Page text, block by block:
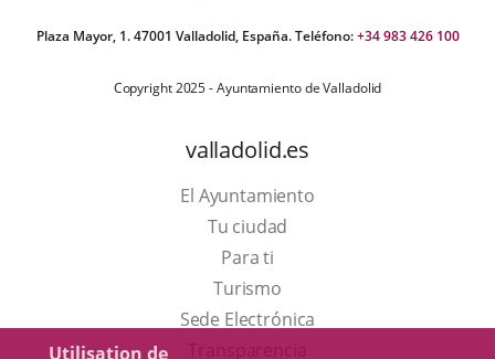
Utilisation de
Plaza Mayor, 1. 47001 Valladolid, España. Teléfono:+34 983 426 100
Copyright 2025 - Ayuntamiento de Valladolid
valladolid.es
El Ayuntamiento
Tu ciudad
Para ti
TurismoEste
enlace
Sede Electrónica